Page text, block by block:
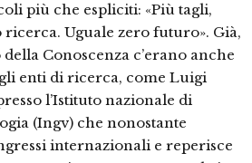
più che espliciti: «Più tagli,
Uguale zero futuro». Già,
Conoscenza c’erano anche
enti di ricerca, come Luigi
l’Istituto nazionale di
(Ingv) che nonostante
internazionali e reperisce